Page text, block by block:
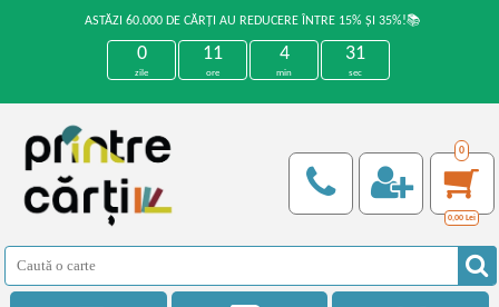
ASTĂZI 60.000 DE CĂRȚI AU REDUCERE ÎNTRE 15% ȘI 35%!📚
0
zile
11
ore
4
min
30
sec
0
0,00 Lei